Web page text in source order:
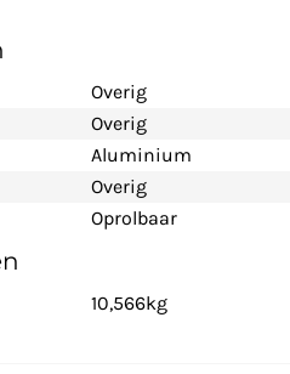
Overig
Overig
Aluminium
Overig
Oprolbaar
10,566kg